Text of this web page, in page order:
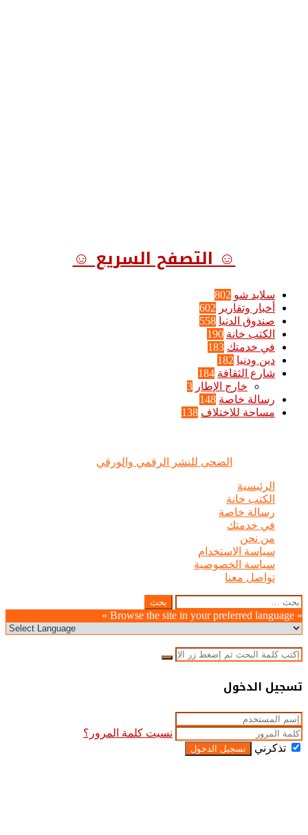
☺ التصفح السريع ☺
سلايد شو 802
أخبار وتقارير 602
صندوق الدنيا 558
الكتب خانة 190
في خدمتك 183
دين ودنيا 182
شارع الثقافة 184
خارج الإطار 3
رسالة خاصة 148
مساحة للاختلاف 138
الضحى للنشر الرقمي والورقي
الرئيسية
الكتب خانة
رسالة خاصة
في خدمتك
من نحن
سياسة الاستخدام
سياسة الخصوصية
تواصل معنا
Facebook
Twitter
LinkedIn
Pinterest
Odnoklassniki
Pocket
WhatsApp
Telegram
Viber
زر
الذهاب
إلى
إغلاق
البحث
عن:
« Browse the site in your preferred language »
إغلاق
بحث
إغلاق
تسجيل الدخول
نسيت كلمة المرور؟
تذكرني
تسجيل الدخول